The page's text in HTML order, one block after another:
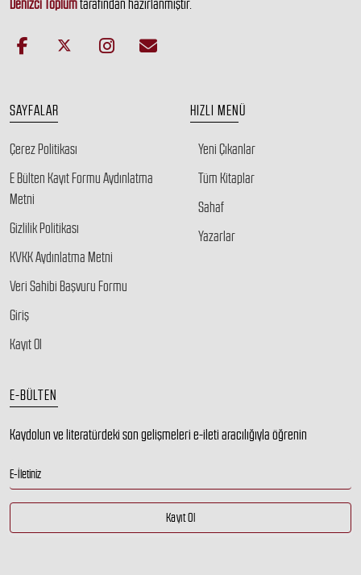
Denizci Toplumtarafından hazırlanmıştır.
SAYFALAR
Çerez Politikası
E Bülten Kayıt Formu Aydınlatma
Metni
Gizlilik Politikası
KVKK Aydınlatma Metni
Veri Sahibi Başvuru Formu
Giriş
Kayıt Ol
HIZLI MENÜ
Yeni Çıkanlar
Tüm Kitaplar
Sahaf
Yazarlar
E-BÜLTEN
Kaydolun ve literatürdeki son gelişmeleri e-ileti aracılığıyla öğrenin